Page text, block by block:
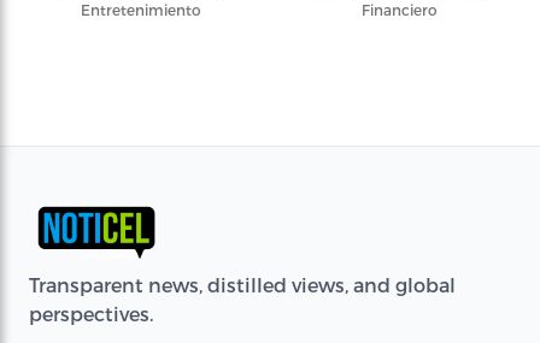
Entretenimiento
Financiero
Transparent news, distilled views, and global
perspectives.